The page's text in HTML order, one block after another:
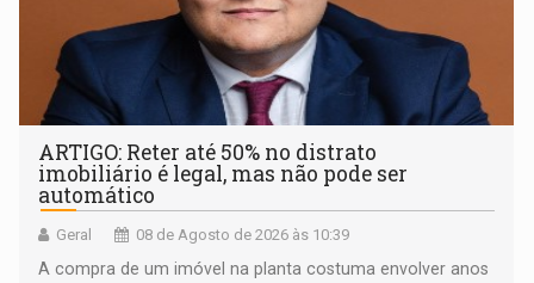
ARTIGO: Reter até 50% no distrato
imobiliário é legal, mas não pode ser
automático
Geral 08 de Agosto de 2026 às 10:39
A compra de um imóvel na planta costuma envolver anos